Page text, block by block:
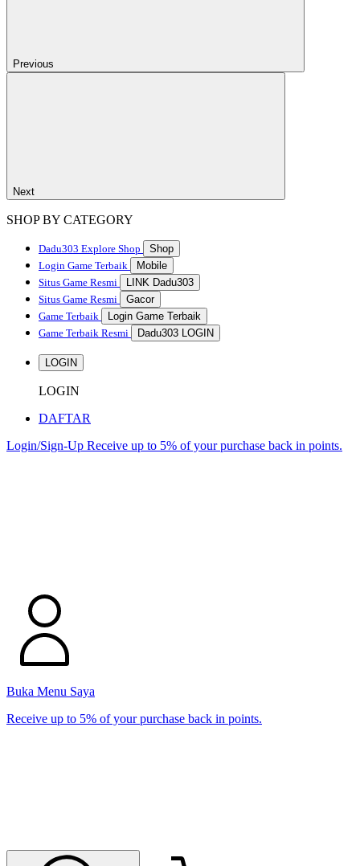
Previous
Next
SHOP BY CATEGORY
Dadu303 Explore Shop
Shop
Login Game Terbaik
Mobile
Situs Game Resmi
LINK Dadu303
Situs Game Resmi
Gacor
Game Terbaik
Login Game Terbaik
Game Terbaik Resmi
Dadu303 LOGIN
LOGIN
LOGIN
DAFTAR
Login/Sign-Up Receive up to 5% of your purchase back in points.
Buka Menu Saya
Receive up to 5% of your purchase back in points.